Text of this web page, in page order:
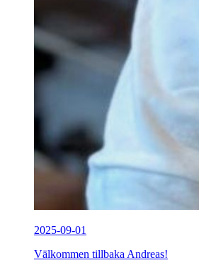
2025-09-01
Välkommen tillbaka Andreas!